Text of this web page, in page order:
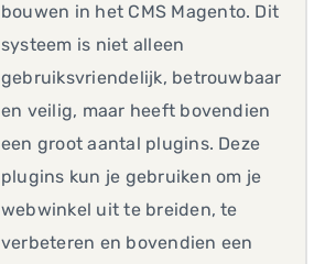
bouwen in het CMS Magento. Dit
systeem is niet alleen
gebruiksvriendelijk, betrouwbaar
en veilig, maar heeft bovendien
een groot aantal plugins. Deze
plugins kun je gebruiken om je
webwinkel uit te breiden, te
verbeteren en bovendien een